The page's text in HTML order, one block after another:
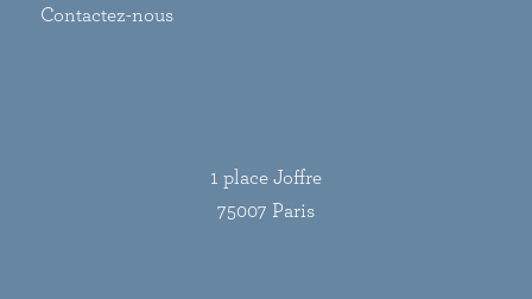
Contactez-nous
1 place Joffre
75007 Paris